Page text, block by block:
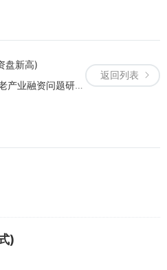
返回列表
盘新高)
业融资问题研究)
)